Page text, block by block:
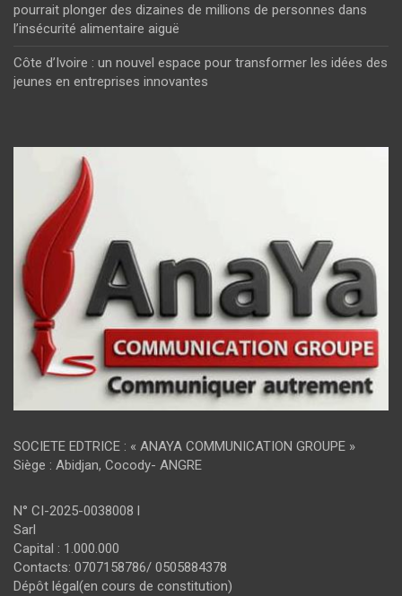
pourrait plonger des dizaines de millions de personnes dans
l’insécurité alimentaire aiguë
Côte d’Ivoire : un nouvel espace pour transformer les idées des
jeunes en entreprises innovantes
SOCIETE EDTRICE : « ANAYA COMMUNICATION GROUPE »
Siège : Abidjan, Cocody- ANGRE
N° CI-2025-0038008 l
Sarl
Capital : 1.000.000
Contacts: 0707158786/ 0505884378
Dépôt légal(en cours de constitution)